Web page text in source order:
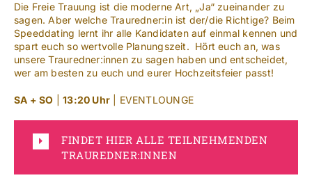
Die Freie Trauung ist die moderne Art, „Ja“ zueinander zu
sagen. Aber welche Trauredner:in ist der/die Richtige? Beim
Speeddating lernt ihr alle Kandidaten auf einmal kennen und
spart euch so wertvolle Planungszeit. Hört euch an, was
unsere Trauredner:innen zu sagen haben und entscheidet,
wer am besten zu euch und eurer Hochzeitsfeier passt!
SA + SO |13:20 Uhr | EVENTLOUNGE
FINDET HIER ALLE TEILNEHMENDEN
TRAUREDNER:INNEN